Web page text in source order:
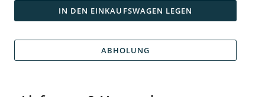
IN DEN EINKAUFSWAGEN LEGEN
ABHOLUNG